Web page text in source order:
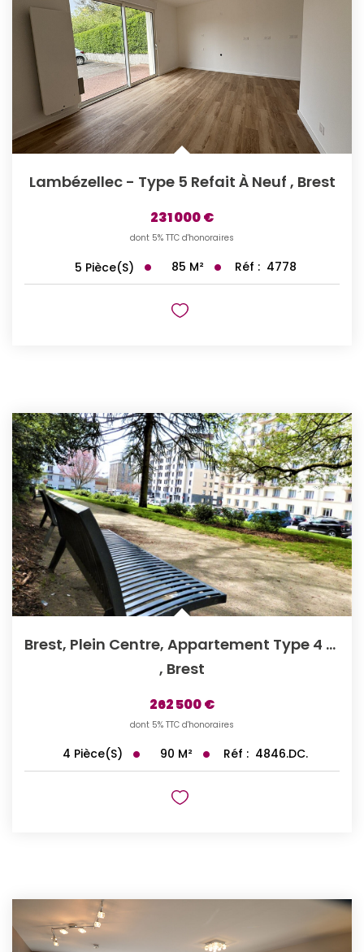
Lambézellec - Type 5 Refait À Neuf , Brest
231 000 €
dont 5% TTC d'honoraires
5 Pièce(s) 85 M² Réf : 4778
Brest, Plein Centre, Appartement Type 4 Ascenseur.
, Brest
262 500 €
dont 5% TTC d'honoraires
4 Pièce(s) 90 M² Réf : 4846.DC.